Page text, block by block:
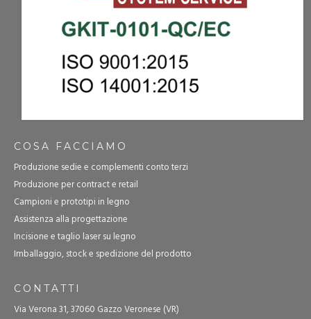
COSA FACCIAMO
Produzione sedie e complementi conto terzi
Produzione per contract e retail
Campioni e prototipi in legno
Assistenza alla progettazione
Incisione e taglio laser su legno
Imballaggio, stock e spedizione del prodotto
CONTATTI
Via Verona 31, 37060 Gazzo Veronese (VR)